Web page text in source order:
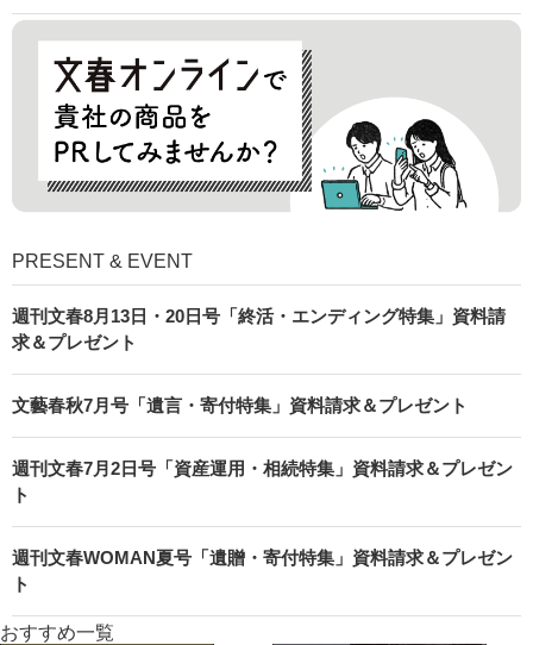
PRESENT & EVENT
週刊文春8月13日・20日号「終活・エンディング特集」資料請
求＆プレゼント
文藝春秋7月号「遺言・寄付特集」資料請求＆プレゼント
週刊文春7月2日号「資産運用・相続特集」資料請求＆プレゼン
ト
週刊文春WOMAN夏号「遺贈・寄付特集」資料請求＆プレゼン
ト
おすすめ一覧